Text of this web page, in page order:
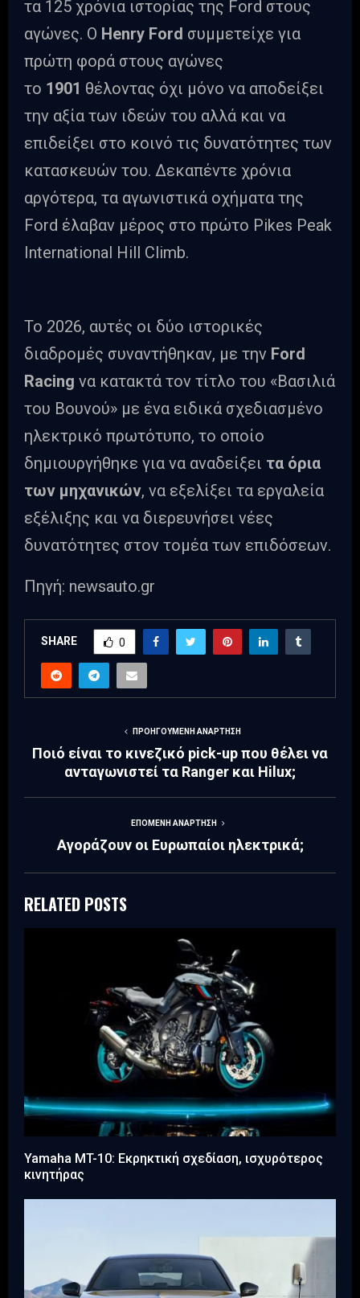
τα 125 χρόνια ιστορίας της Ford στους
αγώνες. Ο Henry Ford συμμετείχε για
πρώτη φορά στους αγώνες
το 1901 θέλοντας όχι μόνο να αποδείξει
την αξία των ιδεών του αλλά και να
επιδείξει στο κοινό τις δυνατότητες των
κατασκευών του. Δεκαπέντε χρόνια
αργότερα, τα αγωνιστικά οχήματα της
Ford έλαβαν μέρος στο πρώτο Pikes Peak
International Hill Climb.
Το 2026, αυτές οι δύο ιστορικές
διαδρομές συναντήθηκαν, με την Ford
Racing να κατακτά τον τίτλο του «Βασιλιά
του Βουνού» με ένα ειδικά σχεδιασμένο
ηλεκτρικό πρωτότυπο, το οποίο
δημιουργήθηκε για να αναδείξει τα όρια
των μηχανικών, να εξελίξει τα εργαλεία
εξέλιξης και να διερευνήσει νέες
δυνατότητες στον τομέα των επιδόσεων.
Πηγή: newsauto.gr
SHARE 0
ΠΡΟΗΓΟΎΜΕΝΗ ΑΝΆΡΤΗΣΗ
Ποιό είναι το κινεζικό pick-up που θέλει να
ανταγωνιστεί τα Ranger και Hilux;
ΕΠΌΜΕΝΗ ΑΝΆΡΤΗΣΗ
Αγοράζουν οι Ευρωπαίοι ηλεκτρικά;
RELATED POSTS
Yamaha MT-10: Εκρηκτική σχεδίαση, ισχυρότερος
κινητήρας